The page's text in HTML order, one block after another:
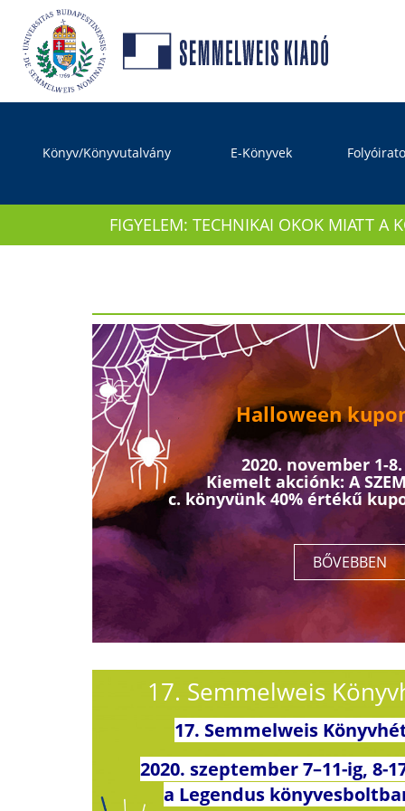
Könyv/Könyvutalvány E-Könyvek
FIGYELEM: TECHNIKAI OKOK MIATT A
Halloween
2020. november 1-
Kiemelt akciónk: A
c. könyvünk 40% értékű
BŐVEBBEN
17. Semmelweis
17. Semmelweis
2020. szeptember 7–11-ig, 8-
a Legendus